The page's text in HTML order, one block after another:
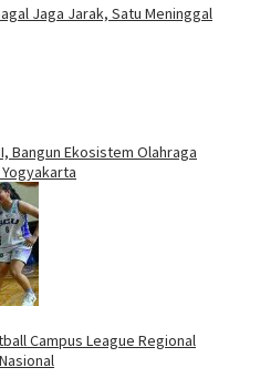
Jaga Jarak, Satu Meninggal
Bangun Ekosistem Olahraga
Campus League Regional